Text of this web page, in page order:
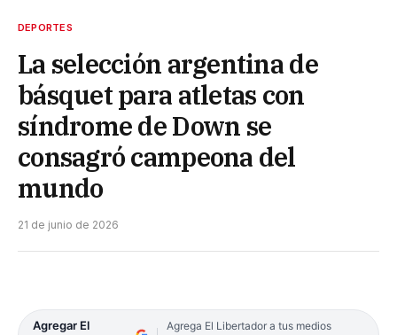
DEPORTES
La selección argentina de
básquet para atletas con
síndrome de Down se
consagró campeona del
mundo
21 de junio de 2026
Agregar El
Agrega El Libertador a tus medios